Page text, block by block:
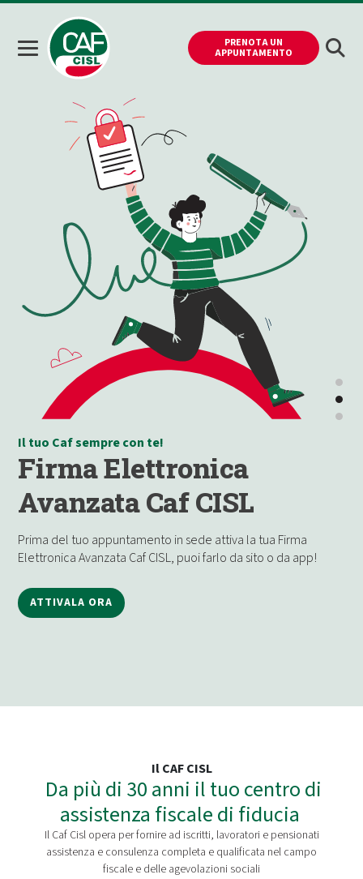
PRENOTA UN
APPUNTAMENTO
Il tuo Caf sempre con te!
Firma Elettronica
Avanzata Caf CISL
Prima del tuo appuntamento in sede attiva la tua Firma
Elettronica Avanzata Caf CISL, puoi farlo da sito o da app!
ATTIVALA ORA
Il CAF CISL
Da più di 30 anni il tuo centro di
assistenza fiscale di fiducia
Il Caf Cisl opera per fornire ad iscritti, lavoratori e pensionati
assistenza e consulenza completa e qualificata nel campo
fiscale e delle agevolazioni sociali